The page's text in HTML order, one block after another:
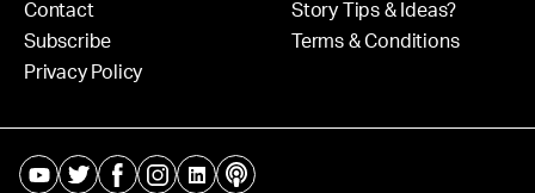
Contact
Subscribe
Privacy Policy
Story Tips & Ideas?
Terms & Conditions